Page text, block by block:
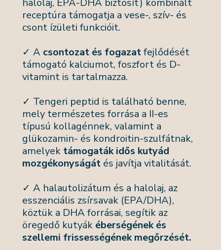
receptúra támogatja a vese-, szív- és
csont ízületi funkcióit.
✓ A csontozat és fogazatfejlődését
támogató kalciumot, foszfort és D-
vitamint is tartalmazza.
✓ Tengeri peptid is található benne,
mely természetes forrása a II-es
típusú kollagénnek, valamint a
glükozamin- és kondroitin-szulfátnak,
amelyektámogaták idős kutyád
mozgékonyságátés javítja vitalitását.
✓ A halautolizátum és a halolaj, az
esszenciális zsírsavak (EPA/DHA),
köztük a DHA forrásai, segítik az
öregedő kutyák éberségének és
szellemi frissességének megőrzését.